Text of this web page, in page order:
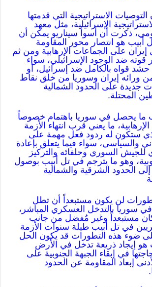
الاستراتيجية التي قدمتها
الإسرائيلية، مثل معهد
ذكرت أن أسوأ سيناريو يمكن أن
أبيب هو انتصار محور المقاومة
على الجماعات الإرهابية ومن ثم
قوته ضد الوجود الإسرائيلي، سواء
حشد قواه بالكامل ضد إسرائيل، أو
ورائه إيران وسوريا من خلق نقاط
جديدة على الحدود الشمالية
المحتلة.
ما يحصل في سوريا باهتمام خصوصاً
ما يعني قرب انتهاء الأزمة
ستكون له ردود فعل مهمة على
والسياسي، سواء فيما يتعلق بإعادة
للجيش السوري وحلفائه والتركيز
وهو ما يترجم في تل أبيب بوصول
إلى الحدود الشرقية والشمالية
لن يكون مستبعداً أن تطل
في سوريا بالتدخل العسكري المباشر،
كان مستبعداً وغير مُفضل من جانب
في تل أبيب طيلة سنوات الأزمة
ضوء هذه التطورات قد يكون الحل
هو إيجاد ذريعة تدخل في الأرض
في إبقاء الجبهة الجنوبية على
إبعاد المقاومة عن الحدود